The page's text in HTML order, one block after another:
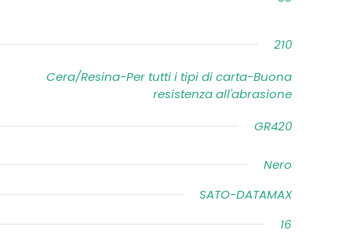
210
Cera/Resina-Per tutti i tipi di carta-Buona
resistenza all'abrasione
GR420
Nero
SATO-DATAMAX
16